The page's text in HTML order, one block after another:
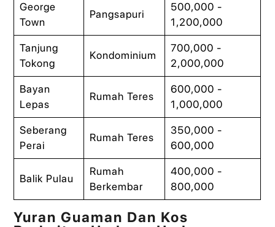
George
Town
Pangsapuri
500,000 -
1,200,000
Tanjung
Tokong
Kondominium
700,000 -
2,000,000
Bayan
Lepas
Rumah Teres
600,000 -
1,000,000
Seberang
Perai
Rumah Teres
350,000 -
600,000
Balik Pulau
Rumah
Berkembar
400,000 -
800,000
Yuran Guaman Dan Kos